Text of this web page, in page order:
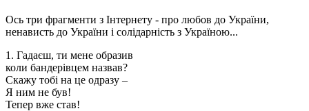
Ось три фрагменти з Інтернету - про любов до України,
ненависть до України і солідарність з Україною...
1. Гадаєш, ти мене образив
коли бандерівцем назвав?
Скажу тобі на це одразу –
Я ним не був!
Тепер вже став!